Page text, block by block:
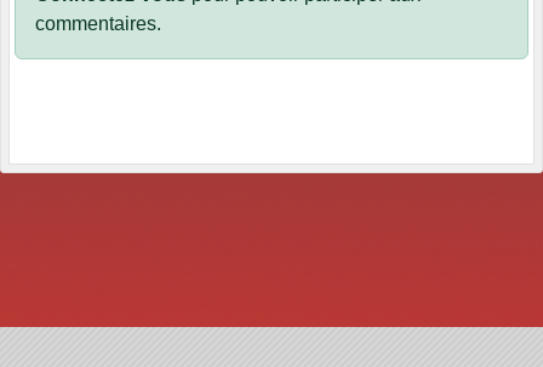
commentaires.